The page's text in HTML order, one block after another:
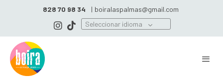
828 70 98 34 | boiralaspalmas@gmail.com
Seleccionar idioma